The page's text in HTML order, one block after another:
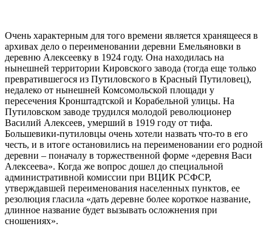
Очень характерным для того времени является хранящееся в
архивах дело о переименовании деревни Емельяновки в
деревню Алексеевку в 1924 году. Она находилась на
нынешней территории Кировского завода (тогда еще только
превратившегося из Путиловского в Красный Путиловец),
недалеко от нынешней Комсомольской площади у
пересечения Кронштадтской и Корабельной улицы. На
Путиловском заводе трудился молодой революционер
Василий Алексеев, умерший в 1919 году от тифа.
Большевики-путиловцы очень хотели назвать что-то в его
честь, и в итоге остановились на переименовании его родной
деревни – поначалу в торжественной форме «деревня Васи
Алексеева». Когда же вопрос дошел до специальной
административной комиссии при ВЦИК РСФСР,
утверждавшей переименования населенных пунктов, ее
резолюция гласила «дать деревне более короткое название,
длинное название будет вызывать осложнения при
сношениях».